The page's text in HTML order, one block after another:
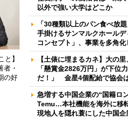
と】
者・
の好
以外で強い大学はどこか
「30種類以上のパン食べ放
手掛けるサンマルクホール
コンセプト」、事業を多角
【土俵に埋まるカネ】大の
「懸賞金2826万円」が下位
だ！」 金星4個配給で協会
急増する中国企業の“国籍ロ
Temu…本社機能を海外に移
現地人を隠れ蓑にした中国